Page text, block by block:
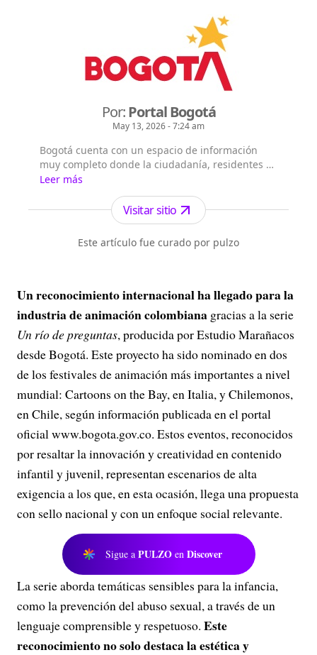
Por:Portal Bogotá
May 13, 2026 - 7:24 am
Bogotá cuenta con un espacio de información
muy completo donde la ciudadanía, residentes y
extranjeros pueden consultar la información que
les interesa sobre Bogotá, su historia, sus
localidades, la gestión y principales noticias de la
Administración Distrital.
Leer más
Visitar sitio
Este artículo fue curado por pulzo
Un reconocimiento internacional ha llegado para la
industria de animación colombiana gracias a la serie
Un río de preguntas, producida por Estudio Marañacos
desde Bogotá. Este proyecto ha sido nominado en dos
de los festivales de animación más importantes a nivel
mundial: Cartoons on the Bay, en Italia, y Chilemonos,
en Chile, según información publicada en el portal
oficial www.bogota.gov.co. Estos eventos, reconocidos
por resaltar la innovación y creatividad en contenido
infantil y juvenil, representan escenarios de alta
exigencia a los que, en esta ocasión, llega una propuesta
con sello nacional y con un enfoque social relevante.
Sigue a PULZO en Discover
La serie aborda temáticas sensibles para la infancia,
como la prevención del abuso sexual, a través de un
lenguaje comprensible y respetuoso. Este
reconocimiento no solo destaca la estética y